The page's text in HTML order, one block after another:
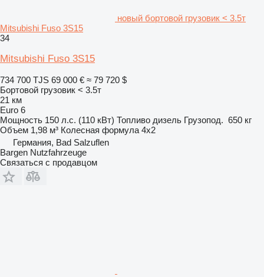
новый бортовой грузовик < 3.5т
Mitsubishi Fuso 3S15
34
Mitsubishi Fuso 3S15
734 700 TJS 69 000 € ≈ 79 720 $
Бортовой грузовик < 3.5т
21 км
Euro 6
Мощность 150 л.с. (110 кВт) Топливо дизель Грузопод. 650 кг
Объем 1,98 м³ Колесная формула 4x2
Германия, Bad Salzuflen
Bargen Nutzfahrzeuge
Связаться с продавцом